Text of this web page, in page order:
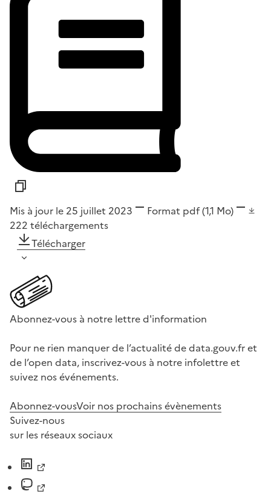
Mis à jour le 25 juillet 2023 Format pdf(1,1 Mo)
222 téléchargements
Télécharger
Abonnez-vous à notre lettre d'information
Pour ne rien manquer de l’actualité de data.gouv.fr et
de l’open data, inscrivez-vous à notre infolettre et
suivez nos événements.
Abonnez-vousVoir nos prochains évènements
Suivez-nous
sur les réseaux sociaux